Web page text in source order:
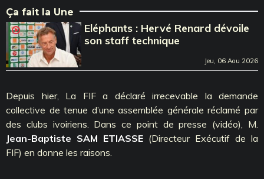
Ça fait la Une
Eléphants : Hervé Renard dévoile
son staff technique
Jeu, 06 Aou 2026
Depuis hier, La FIF a déclaré irrecevable la demande
collective de tenue d’une assemblée générale réclamé par
des clubs ivoiriens. Dans ce point de presse (vidéo), M.
Jean-Baptiste SAM ETIASSE (Directeur Exécutif de la
FIF) en donne les raisons.